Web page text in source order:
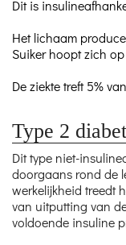
Dit is
Het lichaam
Suiker hoopt zich
De ziekte treft 5%
Type 2
Dit type niet-
doorgaans rond de
werkelijkheid treedt
van uitputting van
voldoende insuline